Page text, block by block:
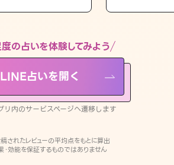
く
へ遷移します
の占いを体験してみよう
LINE占いを開く
内のサービスページへ遷移します
れたレビューの平均点をもとに算出
効能を保証するものではありません